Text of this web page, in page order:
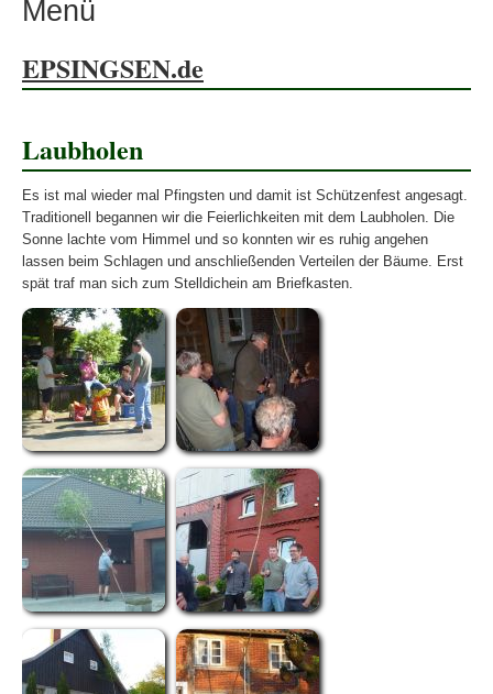
Menü
EPSINGSEN.de
Laubholen
Es ist mal wieder mal Pfingsten und damit ist Schützenfest angesagt.
Traditionell begannen wir die Feierlichkeiten mit dem Laubholen. Die
Sonne lachte vom Himmel und so konnten wir es ruhig angehen
lassen beim Schlagen und anschließenden Verteilen der Bäume. Erst
spät traf man sich zum Stelldichein am Briefkasten.